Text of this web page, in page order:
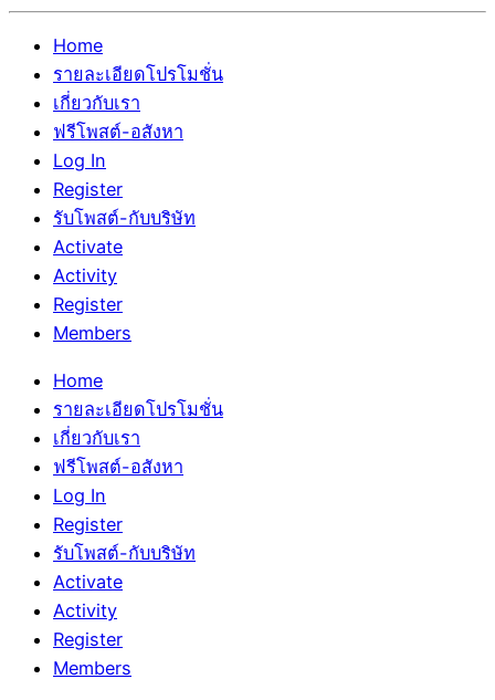
Home
รายละเอียดโปรโมชั่น
เกี่ยวกับเรา
ฟรีโพสต์-อสังหา
Log In
Register
รับโพสต์-กับบริษัท
Activate
Activity
Register
Members
Home
รายละเอียดโปรโมชั่น
เกี่ยวกับเรา
ฟรีโพสต์-อสังหา
Log In
Register
รับโพสต์-กับบริษัท
Activate
Activity
Register
Members